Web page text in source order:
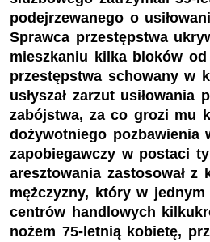
podejrzewanego o
Sprawca przestępstwa
mieszkaniu kilka bloków
przestępstwa schowany w
usłyszał zarzut usiłowania
zabójstwa, za co grozi mu
dożywotniego pozbawienia
zapobiegawczy w postaci
aresztowania zastosował z
mężczyzny, który w jednym
centrów handlowych
nożem 75-letnią kobietę,